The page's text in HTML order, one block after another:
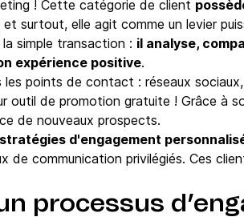
! Cette catégorie de client
et surtout, elle agit comme un levier
simple transaction : il analyse,
expérience positive.
points de contact : réseaux
outil de promotion gratuite ! Grâce à
de nouveaux prospects.
d'engagement
de communication privilégiés. Ces
processus